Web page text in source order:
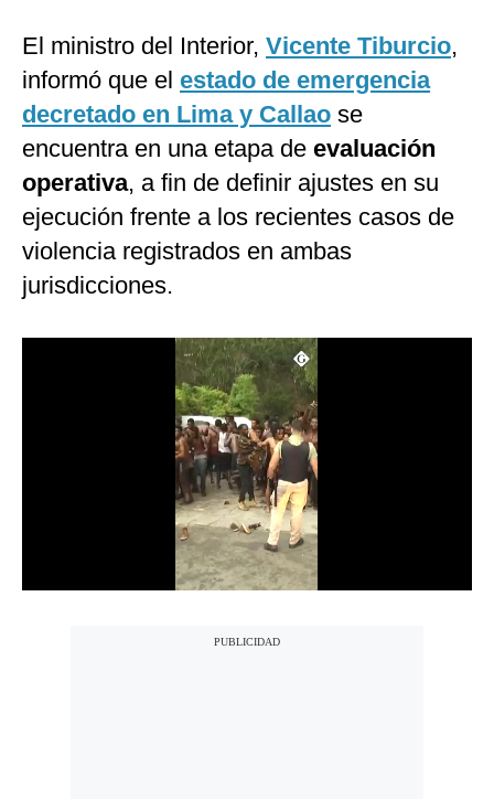
Internacional
Tecnología
Club del Suscriptor
Mix
G de Gestión
El ministro del Interior, Vicente Tiburcio,
informó que el estado de emergencia
decretado en Lima y Callao se
encuentra en una etapa de evaluación
operativa, a fin de definir ajustes en su
ejecución frente a los recientes casos de
violencia registrados en ambas
jurisdicciones.